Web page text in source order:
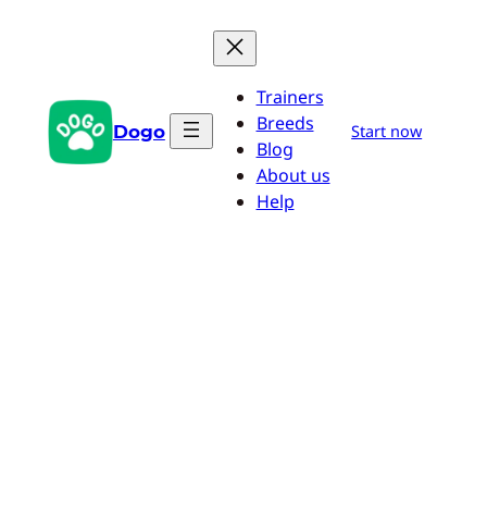
Dogo
Trainers
Breeds
Blog
About us
Help
Start now